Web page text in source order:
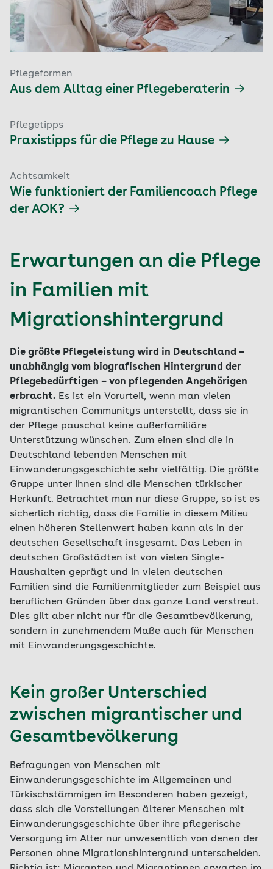
Pflegeformen
Aus dem Alltag einer Pflegeberaterin
Pflegetipps
Praxistipps für die Pflege zu Hause
Achtsamkeit
Wie funktioniert der Familiencoach Pflege
der AOK?
Erwartungen an die Pflege
in Familien mit
Migrationshintergrund
Die größte Pflegeleistung wird in Deutschland –
unabhängig vom biografischen Hintergrund der
Pflegebedürftigen – von pflegenden Angehörigen
erbracht. Es ist ein Vorurteil, wenn man vielen
migrantischen Communitys unterstellt, dass sie in
der Pflege pauschal keine außerfamiliäre
Unterstützung wünschen. Zum einen sind die in
Deutschland lebenden Menschen mit
Einwanderungsgeschichte sehr vielfältig. Die größte
Gruppe unter ihnen sind die Menschen türkischer
Herkunft. Betrachtet man nur diese Gruppe, so ist es
sicherlich richtig, dass die Familie in diesem Milieu
einen höheren Stellenwert haben kann als in der
deutschen Gesellschaft insgesamt. Das Leben in
deutschen Großstädten ist von vielen Single-
Haushalten geprägt und in vielen deutschen
Familien sind die Familienmitglieder zum Beispiel aus
beruflichen Gründen über das ganze Land verstreut.
Dies gilt aber nicht nur für die Gesamtbevölkerung,
sondern in zunehmendem Maße auch für Menschen
mit Einwanderungsgeschichte.
Kein großer Unterschied
zwischen migrantischer und
Gesamtbevölkerung
Befragungen von Menschen mit
Einwanderungsgeschichte im Allgemeinen und
Türkischstämmigen im Besonderen haben gezeigt,
dass sich die Vorstellungen älterer Menschen mit
Einwanderungsgeschichte über ihre pflegerische
Versorgung im Alter nur unwesentlich von denen der
Personen ohne Migrationshintergrund unterscheiden.